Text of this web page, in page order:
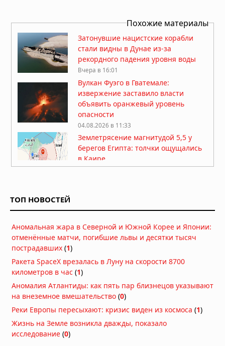
Похожие материалы
Затонувшие нацистские корабли
стали видны в Дунае из-за
рекордного падения уровня воды
Вчера в 16:01
Вулкан Фуэго в Гватемале:
извержение заставило власти
объявить оранжевый уровень
опасности
04.08.2026 в 11:33
Землетрясение магнитудой 5,5 у
берегов Египта: толчки ощущались
в Каире
Восточной Азии
01.08.2026 в 15:17
Землетрясение в Италии: магнитуда
отключения электроэнергии
01.08.2026 в 09:32
Подводный супервулкан Кикай
заполняется свежей магмой: новое
исследование раскрывает механизм
перезарядки гигантских кальдер
01.08.2026 в 08:30
ТОП НОВОСТЕЙ
Аномальная жара в Северной и Южной Корее и Японии:
отменённые матчи, погибшие львы и десятки тысяч
пострадавших (1)
Ракета SpaceX врезалась в Луну на скорости 8700
километров в час (1)
Аномалия Атлантиды: как пять пар близнецов указывают
на внеземное вмешательство (0)
Реки Европы пересыхают: кризис виден из космоса (1)
Жизнь на Земле возникла дважды, показало
исследование (0)